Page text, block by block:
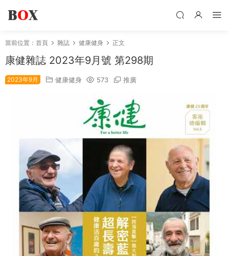
當前位置： 首頁 雜誌 健康健身 正文
康健雜誌 2023年9月號 第298期
2023年9月 健康健身 573 推廣